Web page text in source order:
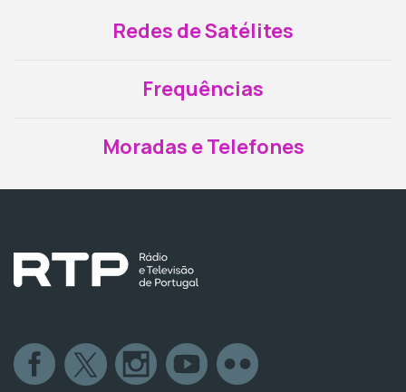
Redes de Satélites
Frequências
Moradas e Telefones